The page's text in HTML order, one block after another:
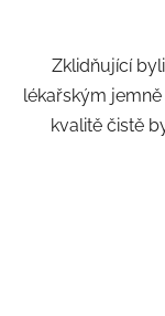
Zklidňující
lékařským
kvalitě čistě